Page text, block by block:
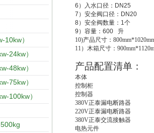
10kw）
24kw）
48kw）
75kw）
100kw）
6 ）入水口径： DN25
7 ）安全阀口径： DN20
8）安全阀数量： 1个
9 ）容量： 600 升
10)产品尺寸：
11 ）木箱尺寸：
产品配置清单：
本体
控制柜
控制器
380V正泰漏电断路器
220V正泰漏电断路器
380V正泰交流接触器
电热元件